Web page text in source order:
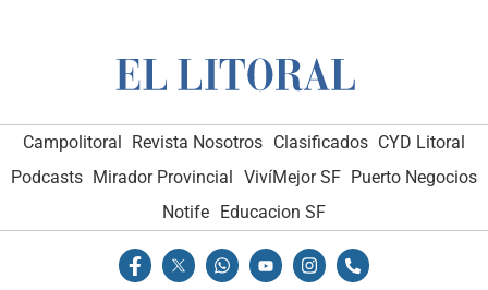
Campolitoral Revista Nosotros Clasificados CYD Litoral
Podcasts Mirador Provincial VivíMejor SF Puerto Negocios
Notife
Educacion SF